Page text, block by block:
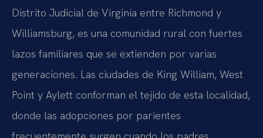
Distrito Judicial de Virginia entre Richmond y
Williamsburg, es una comunidad rural con fuertes
lazos familiares que se extienden por varias
generaciones. Las ciudades de King William, West
Point y Aylett conforman el tejido de esta localidad,
donde las adopciones por parientes